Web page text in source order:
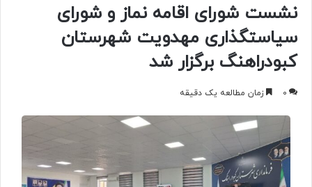
نشست شورای اقامه نماز و شورای
سیاستگذاری مهدویت شهرستان
کبودراهنگ برگزار شد
0 زمان مطالعه یک دقیقه